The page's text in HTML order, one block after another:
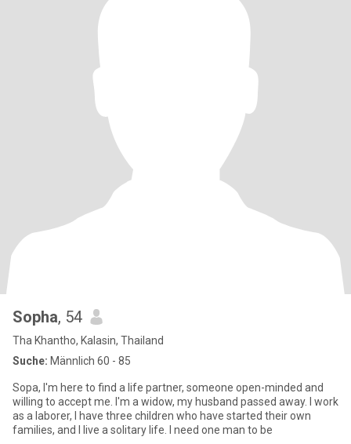
Sopha, 54
Tha Khantho, Kalasin, Thailand
Suche: Männlich 60 - 85
Sopa, I'm here to find a life partner, someone open-minded and
willing to accept me. I'm a widow, my husband passed away. I work
as a laborer, I have three children who have started their own
families, and I live a solitary life. I need one man to be